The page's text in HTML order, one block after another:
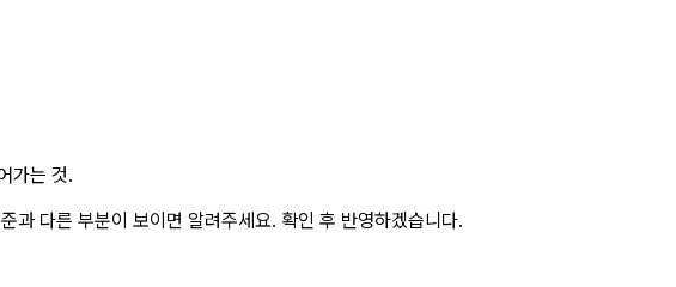
가는 것.
과 다른 부분이 보이면 알려주세요. 확인 후 반영하겠습니다.